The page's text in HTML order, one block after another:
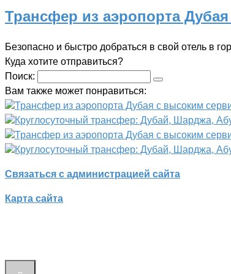
Трансфер из аэропорта
Безопасно и быстро добраться в свой отель в
Куда хотите отправиться?
Поиск:
Вам также может понравиться:
Трансфер из аэропорта Дубая с высоким
Круглосуточный трансфер: Дубай, Шарджа,
Трансфер из аэропорта Дубая с высоким
Круглосуточный трансфер: Дубай, Шарджа,
Связаться с администрацией сайта
Карта сайта